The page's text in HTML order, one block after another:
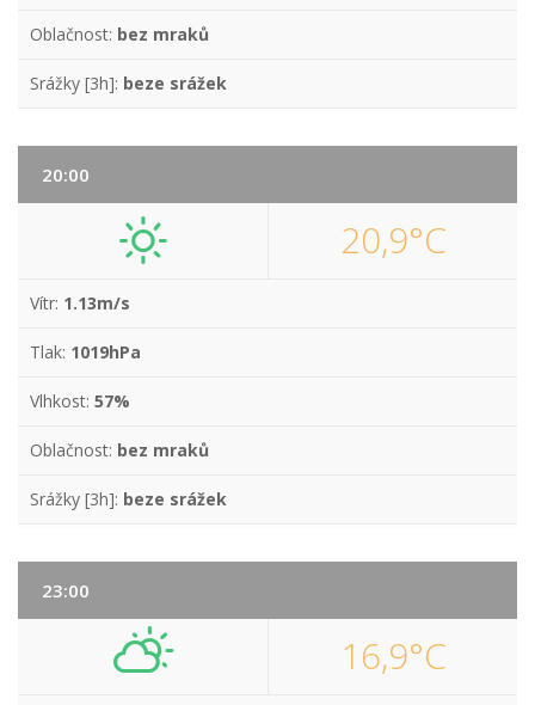
Oblačnost: bez mraků
Srážky [3h]: beze srážek
20:00
20,9°C
Vítr: 1.13m/s
Tlak: 1019hPa
Vlhkost: 57%
Oblačnost: bez mraků
Srážky [3h]: beze srážek
23:00
16,9°C